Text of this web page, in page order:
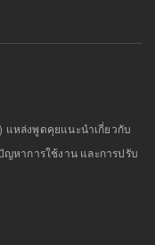
แหล่งพูดคุยแนะนำเกี่ยวกับ
ญหาการใช้งาน และการปรับ